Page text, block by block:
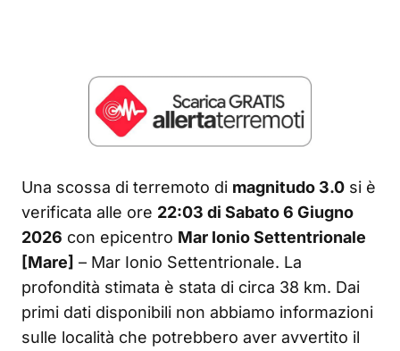
Una scossa di terremoto di magnitudo 3.0 si è
verificata alle ore 22:03 di Sabato 6 Giugno
2026 con epicentro Mar Ionio Settentrionale
[Mare] – Mar Ionio Settentrionale. La
profondità stimata è stata di circa 38 km. Dai
primi dati disponibili non abbiamo informazioni
sulle località che potrebbero aver avvertito il